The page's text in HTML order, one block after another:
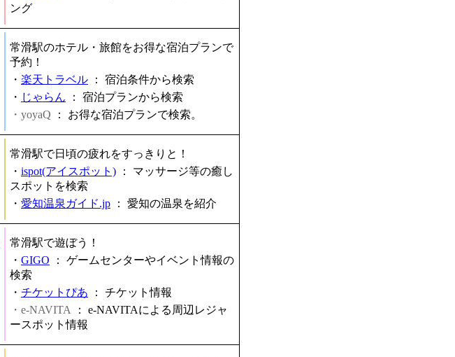
ング
常滑駅のホテル・旅館をお得な宿泊プランで
予約！
・ 楽天トラベル ： 宿泊条件から検索
・ じゃらん ： 宿泊プランから検索
・yoyaQ ： お得な宿泊プランで検索。
常滑駅で日頃の疲れをすっきりと！
・ ispot(アイスポット) ： マッサージ等の癒し
スポットを検索
・ 愛知温泉ガイド.jp ： 愛知の温泉を紹介
常滑駅で遊ぼう！
・ GIGO ： ゲームセンターやイベント情報の
検索
・ チケットぴあ ： チケット情報
・e-NAVITA
： e-NAVITAによる周辺レジャ
ースポット情報